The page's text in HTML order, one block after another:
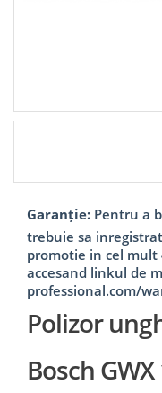
Garanție: Pentru a
trebuie sa
promotie in cel mult
accesand linkul de
professional.com/
Polizor
Bosch GWX